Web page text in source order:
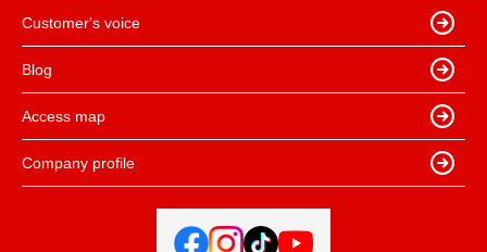
Customer's voice
Blog
Access map
Company profile